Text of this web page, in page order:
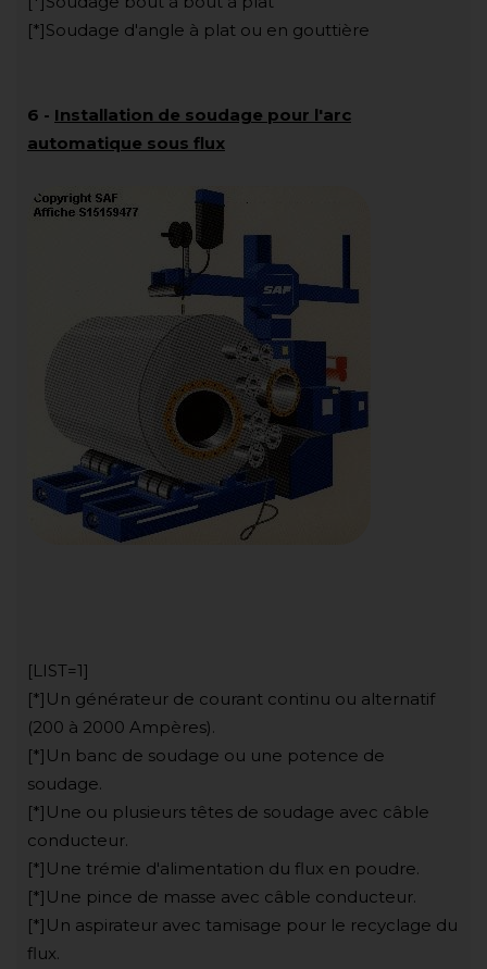
[*]Soudage d'angle à plat ou en gouttière
6 - Installation de soudage pour l'arc
automatique sous flux
[LIST=1]
[*]Un générateur de courant continu ou alternatif
(200 à 2000 Ampères).
[*]Un banc de soudage ou une potence de
soudage.
[*]Une ou plusieurs têtes de soudage avec câble
conducteur.
[*]Une trémie d'alimentation du flux en poudre.
[*]Une pince de masse avec câble conducteur.
[*]Un aspirateur avec tamisage pour le recyclage du
flux.